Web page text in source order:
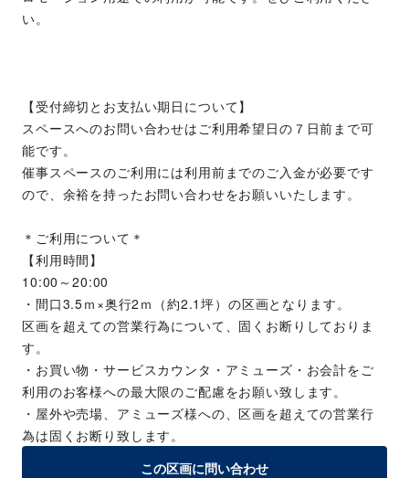
い。
【受付締切とお支払い期日について】
スペースへのお問い合わせはご利用希望日の７日前まで可
能です。
催事スペースのご利用には利用前までのご入金が必要です
ので、余裕を持ったお問い合わせをお願いいたします。
＊ご利用について＊
【利用時間】
10:00～20:00
・間口3.5ｍ×奥行2ｍ（約2.1坪）の区画となります。
区画を超えての営業行為について、固くお断りしておりま
す。
・お買い物・サービスカウンタ・アミューズ・お会計をご
利用のお客様への最大限のご配慮をお願い致します。
・屋外や売場、アミューズ様への、区画を超えての営業行
為は固くお断り致します。
この区画に問い合わせ